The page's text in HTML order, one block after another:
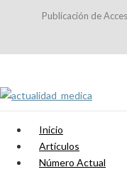
Publicación de
Inicio
Artículos
Número Actual